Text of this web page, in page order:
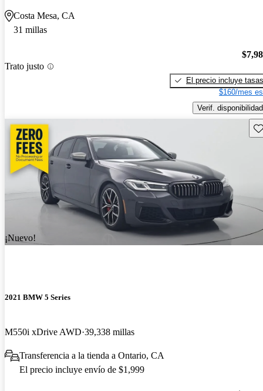
Costa Mesa, CA
31 millas
Trato justo
El precio incluye tasas
$160/mes
Verif. disponibilidad
¡Nuevo!
2021 BMW 5 Series
M550i xDrive AWD 39,338 millas
Transferencia a la tienda a Ontario, CA
El precio incluye envío de $1,999